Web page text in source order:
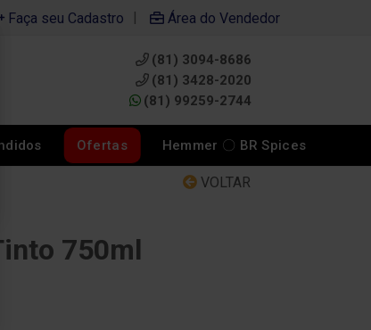
Faça seu Cadastro | Área do Vendedor
(81) 3094-8686
(81) 3428-2020
(81) 99259-2744
Ofertas Hemmer 〇 BR Spices
VOLTAR
750ml